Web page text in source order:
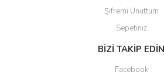
Şifremi Unuttum
Sepetiniz
BİZİ TAKİP EDİN
Facebook